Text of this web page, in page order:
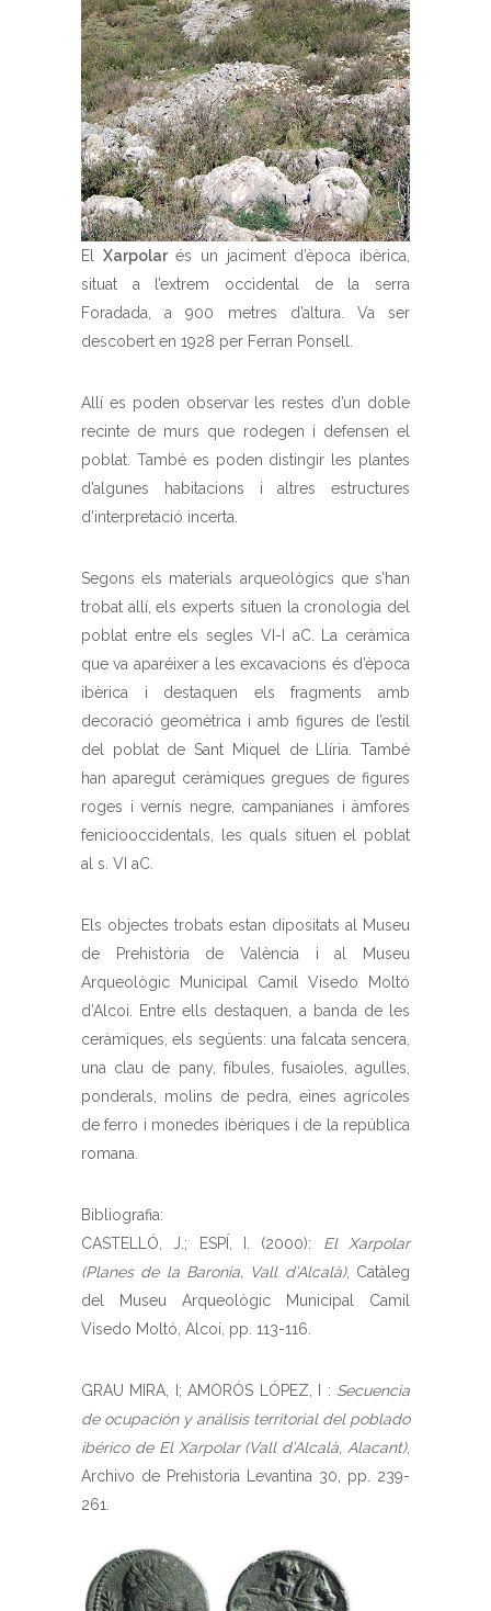
El Xarpolarés un jaciment d’època ibèrica,
situat a l’extrem occidental de la serra
Foradada, a 900 metres d’altura. Va ser
descobert en 1928 per Ferran Ponsell.
Allí es poden observar les restes d’un doble
recinte de murs que rodegen i defensen el
poblat. També es poden distingir les plantes
d’algunes habitacions i altres estructures
d’interpretació incerta.
Segons els materials arqueològics que s’han
trobat allí, els experts situen la cronologia del
poblat entre els segles VI-I aC. La ceràmica
que va aparéixer a les excavacions és d’època
ibèrica i destaquen els fragments amb
decoració geomètrica i amb figures de l’estil
del poblat de Sant Miquel de Llíria. També
han aparegut ceràmiques gregues de figures
roges i vernís negre, campanianes i àmfores
feniciooccidentals, les quals situen el poblat
al s. VI aC.
Els objectes trobats estan dipositats al Museu
de Prehistòria de València i al Museu
Arqueològic Municipal Camil Visedo Moltó
d’Alcoi. Entre ells destaquen, a banda de les
ceràmiques, els següents: una falcata sencera,
una clau de pany, fíbules, fusaioles, agulles,
ponderals, molins de pedra, eines agrícoles
de ferro i monedes ibèriques i de la república
romana.
Bibliografia:
CASTELLÓ, J.; ESPÍ, I. (2000): El Xarpolar
(Planes de la Baronia, Vall d’Alcalà), Catàleg
del Museu Arqueològic Municipal Camil
Visedo Moltó, Alcoi, pp. 113-116.
GRAU MIRA, I; AMORÓS LÓPEZ, I : Secuencia
de ocupación y análisis territorial del poblado
ibérico de El Xarpolar (Vall d’Alcalà, Alacant),
Archivo de Prehistoria Levantina 30, pp. 239-
261.